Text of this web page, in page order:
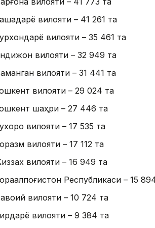
вилояти – 41 261 та
вилояти – 35 461 та
вилояти – 32 949 та
вилояти – 31 441 та
вилояти – 29 024 та
шаҳри – 27 446 та
вилояти – 17 535 та
вилояти – 17 112 та
вилояти – 16 949 та
Республикаси – 15
вилояти – 10 724 та
вилояти – 9 384 та